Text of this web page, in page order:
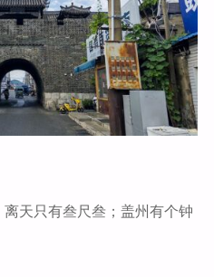
天只有叁尺叁；盖州有个钟